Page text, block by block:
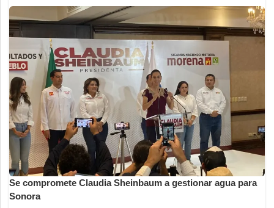
Se compromete Claudia Sheinbaum a gestionar agua para
Sonora